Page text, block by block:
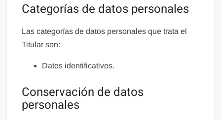
Categorías de datos personales
Las categorías de datos personales que trata el
Titular son:
Datos identificativos.
Conservación de datos
personales